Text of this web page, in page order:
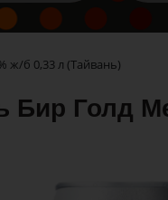
ж/б 0,33 л (Тайвань)
Бир Голд